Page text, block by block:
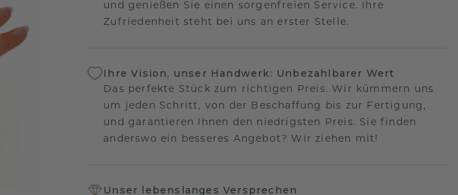
und genießen Sie einen sorgenfreien Service. Ihre
Zufriedenheit steht bei uns an erster Stelle.
Ihre Vision, unser Handwerk: Unbezahlbarer Wert
Das perfekte Stück zum richtigen Preis. Wir kümmern uns
um jeden Schritt, von der Beschaffung bis zur Fertigung,
und garantieren Ihnen den niedrigsten Preis. Sie finden
anderswo ein besseres Angebot? Wir ziehen mit!
Unser lebenslanges Versprechen